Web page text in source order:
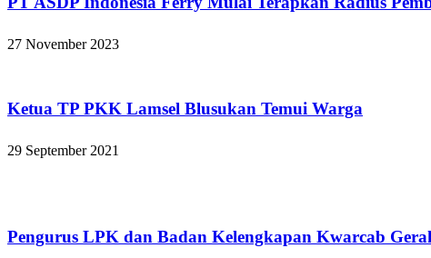
27 November 2023
Ketua TP PKK Lamsel Blusukan Temui Warga
29 September 2021
Pengurus LPK dan Badan Kelengkapan Kwarcab